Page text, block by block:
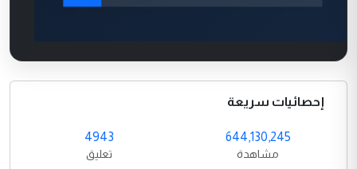
إحصائيات سريعة
644,130,245
مشاهدة
4943
تعليق